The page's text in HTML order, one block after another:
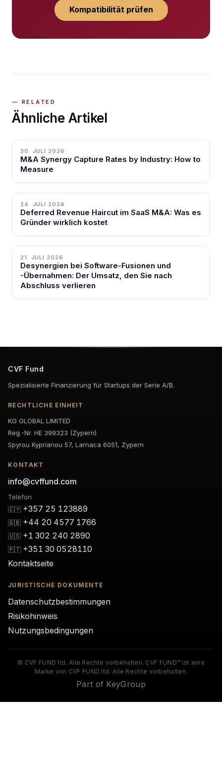
Kompatibilität prüfen
Ähnliche Artikel
30. JULI 2026
M&A Synergy Capture Rates by Industry: How to
Measure
24. JULI 2026
Deferred Revenue Haircut im SaaS M&A: Was es
Gründer wirklich kostet
21. JULI 2026
Desynergien bei Software-Fusionen und
-Übernahmen: Der Umsatz, den Sie nach
Abschluss verlieren
CVF Fund
Spezialisierte Finanzierung für Startups der Serie A/B.
RECHTLICHE EINHEIT
KG GLOBAL LIMITED
Reg.-Nr. HE 399323 (Zypern)
Spyrou Kyprianou 57, Larnaca 6051, Zypern
KONTAKT
info@cvffund.com
Telefon
🇨🇾 +357 25 123889
🇬🇧 +44 20 4577 1766
🇺🇸 +1 302 240 2890
🇵🇹 +351 30 0528110
Kontaktseite
JURISTISCHE DOKUMENTE
Datenschutzbestimmungen
Risikohinweis
Nutzungsbedingungen
© CVF FUND ltd. Alle Rechte vorbehalten. CVF FUND™ ist eine
Marke von CVF FUND ltd. Alle Rechte vorbehalten.
Part of KeyGroup